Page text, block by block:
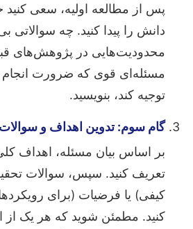
پس از مطالعه اولیه، سعی کنید
دانش را پیدا کنید. چه سوالاتی
محدودیت‌هایی در پژوهش‌های
مسئله‌ای قوی که ضرورت
توجیه کند، بنویسید.
گام سوم: تدوین اهداف و
بر اساس بیان مسئله، اهداف
تعریف کنید. سپس، سوالات
کیفی) یا فرضیات (برای
کنید. مطمئن شوید که هر یک از